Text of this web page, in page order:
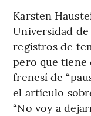
Karsten
Universidad
registros de
pero que tiene
frenesí de
el artículo
“No voy a